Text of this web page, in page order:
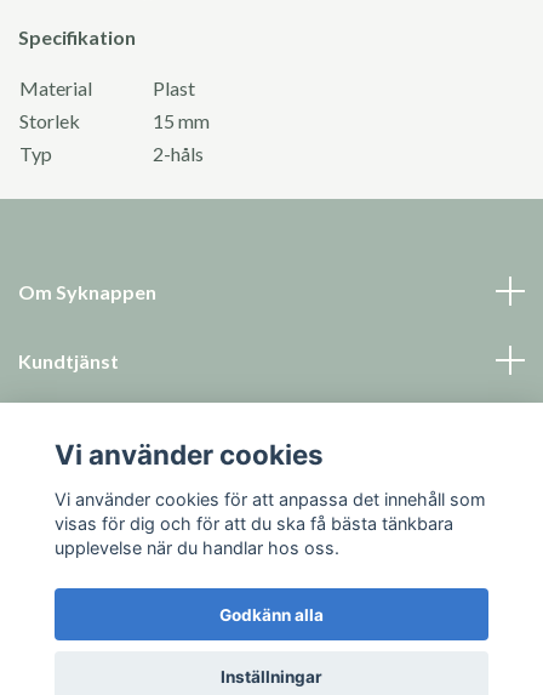
Specifikation
Material
Plast
Storlek
15 mm
Typ
2-håls
Om Syknappen
Kundtjänst
Sociala medier
© 2026 Syknappen
Vi använder cookies
Vi använder cookies för att anpassa det innehåll som
visas för dig och för att du ska få bästa tänkbara
upplevelse när du handlar hos oss.
Godkänn alla
Inställningar